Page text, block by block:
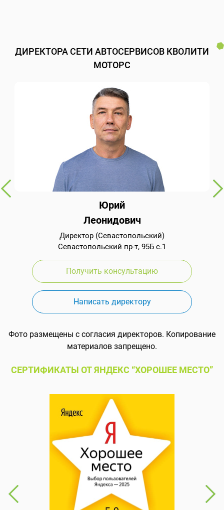
ДИРЕКТОРА СЕТИ АВТОСЕРВИСОВ КВОЛИТИ
МОТОРС
Юрий
Леонидович
Директор (Севастопольский)
Севастопольский пр-т, 95Б с.1
Получить консультацию
Написать директору
Фото размещены с согласия директоров. Копирование
материалов запрещено.
СЕРТИФИКАТЫ ОТ ЯНДЕКС “ХОРОШЕЕ МЕСТО”